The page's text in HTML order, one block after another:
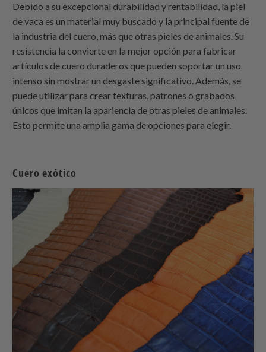
Debido a su excepcional durabilidad y rentabilidad, la piel
de vaca es un material muy buscado y la principal fuente de
la industria del cuero, más que otras pieles de animales. Su
resistencia la convierte en la mejor opción para fabricar
artículos de cuero duraderos que pueden soportar un uso
intenso sin mostrar un desgaste significativo. Además, se
puede utilizar para crear texturas, patrones o grabados
únicos que imitan la apariencia de otras pieles de animales.
Esto permite una amplia gama de opciones para elegir.
Cuero exótico